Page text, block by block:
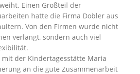
Einen Großteil der
hatte die Firma Dobler aus
Von den Firmen wurde nicht
verlangt, sondern auch viel
der Kindertagesstätte Maria
an die gute Zusammenarbeit